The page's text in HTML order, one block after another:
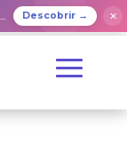
Descobrir → ✕